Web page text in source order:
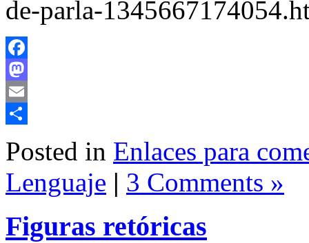
de-parla-
Facebook
Mastodon
Email
Posted in Enlaces para
Lenguaje | 3 Comments »
Figuras retóricas